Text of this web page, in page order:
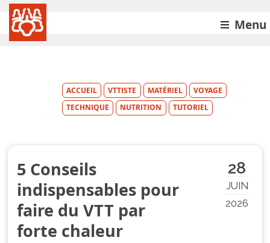
Menu
ACCUEIL VTTISTE MATÉRIEL
VOYAGE
TECHNIQUE
NUTRITION TUTORIEL
28
JUIN
2026
5 Conseils
indispensables pour
faire du VTT par
forte chaleur